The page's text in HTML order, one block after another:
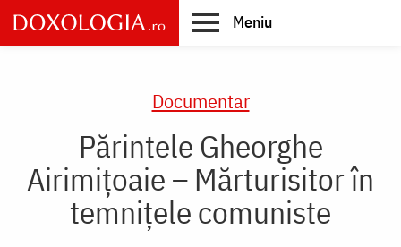
Skip
to
main
Meniu
Documentar
Părintele Gheorghe
Airimițoaie – Mărturisitor în
temnițele comuniste